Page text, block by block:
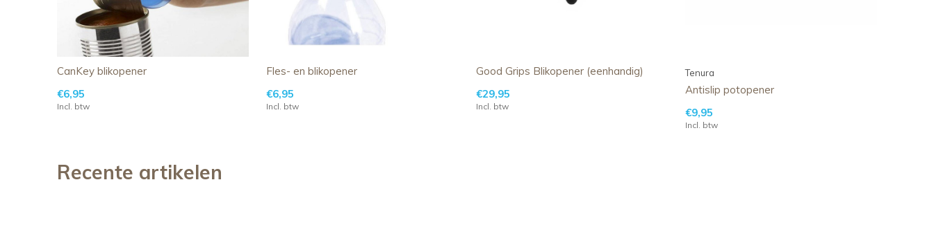
CanKey blikopener
€6,95
Incl. btw
Fles- en blikopener
€6,95
Incl. btw
Good Grips Blikopener (eenhandig)
€29,95
Incl. btw
Tenura
Antislip potopener
€9,95
Incl. btw
Recente artikelen